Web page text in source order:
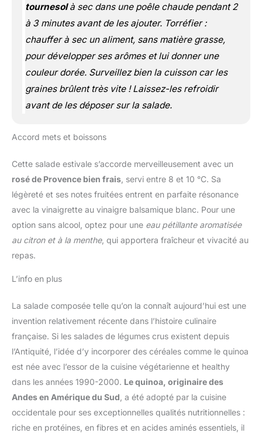
tournesolà sec dans une poêle chaude pendant 2
à 3 minutes avant de les ajouter. Torréfier :
chauffer à sec un aliment, sans matière grasse,
pour développer ses arômes et lui donner une
couleur dorée.Surveillez bien la cuisson car les
graines brûlent très vite ! Laissez-les refroidir
avant de les déposer sur la salade.
Accord mets et boissons
Cette salade estivale s’accorde merveilleusement avec un
rosé de Provence bien frais , servi entre 8 et 10 °C. Sa
légèreté et ses notes fruitées entrent en parfaite résonance
avec la vinaigrette au vinaigre balsamique blanc. Pour une
option sans alcool, optez pour une eau pétillante aromatisée
au citron et à la menthe, qui apportera fraîcheur et vivacité au
repas.
L’info en plus
La salade composée telle qu’on la connaît aujourd’hui est une
invention relativement récente dans l’histoire culinaire
française. Si les salades de légumes crus existent depuis
l’Antiquité, l’idée d’y incorporer des céréales comme le quinoa
est née avec l’essor de la cuisine végétarienne et healthy
dans les années 1990-2000. Le quinoa, originaire des
Andes en Amérique du Sud , a été adopté par la cuisine
occidentale pour ses exceptionnelles qualités nutritionnelles :
riche en protéines, en fibres et en acides aminés essentiels, il